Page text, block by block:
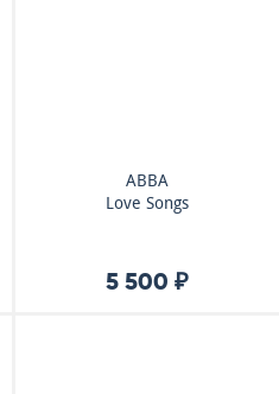
ABBA
Love Songs
5 500 ₽